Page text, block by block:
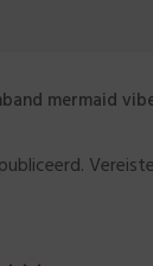
mermaid